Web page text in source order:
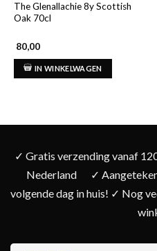
The Glenallachie 8y Scottish
Oak 70cl
80,00
IN WINKELWAGEN
✓ Gratis verzending vanaf
Nederland
✓
volgende dag in huis! ✓ Nog